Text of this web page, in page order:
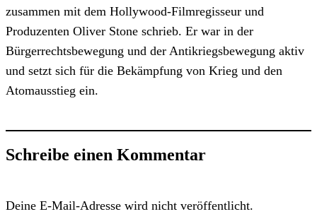
zusammen mit dem Hollywood-Filmregisseur und
Produzenten Oliver Stone schrieb. Er war in der
Bürgerrechtsbewegung und der Antikriegsbewegung aktiv
und setzt sich für die Bekämpfung von Krieg und den
Atomausstieg ein.
Schreibe einen Kommentar
Deine E-Mail-Adresse wird nicht veröffentlicht.